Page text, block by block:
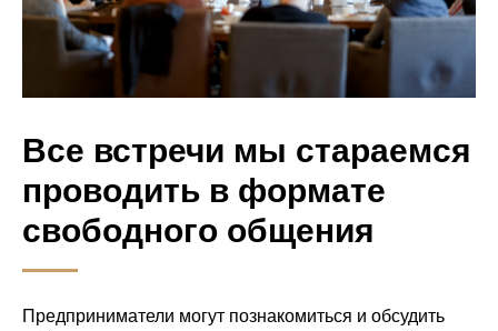
Все встречи мы стараемся
проводить в формате
свободного общения
Предприниматели могут познакомиться и обсудить